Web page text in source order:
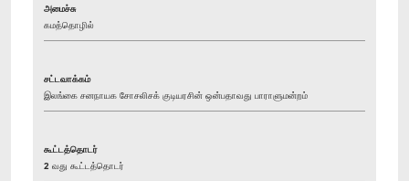
அமைச்சு
கமத்தொழில்
சட்டவாக்கம்
இலங்கை சனநாயக சோசலிசக் குடியரசின் ஒன்பதாவது பாராளுமன்றம்
கூட்டத்தொடர்
2 வது கூட்டத்தொடர்